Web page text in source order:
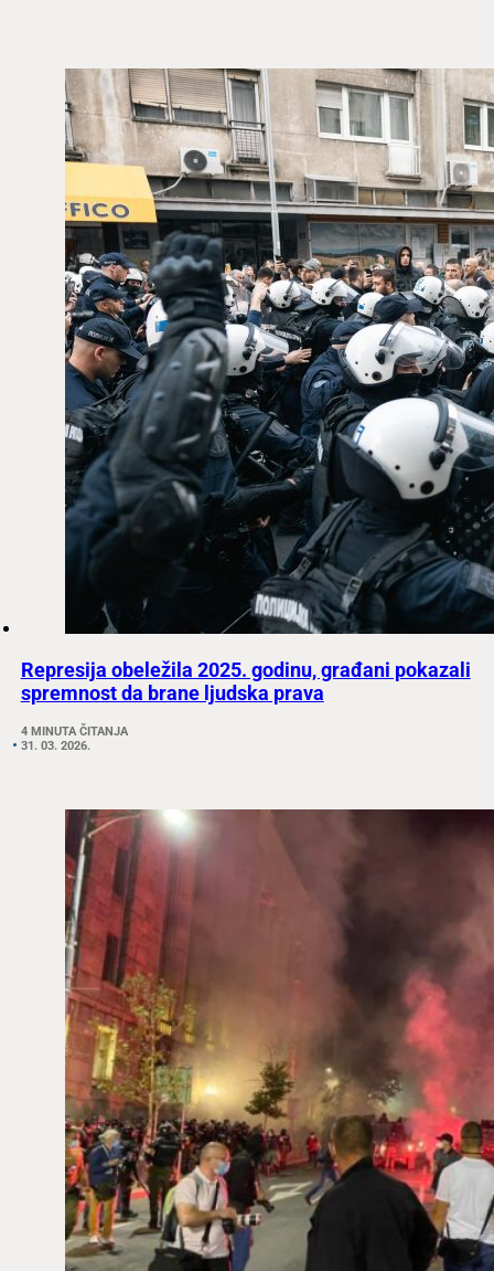
Represija obeležila 2025. godinu, građani pokazali
spremnost da brane ljudska prava
4 MINUTA ČITANJA
31. 03. 2026.